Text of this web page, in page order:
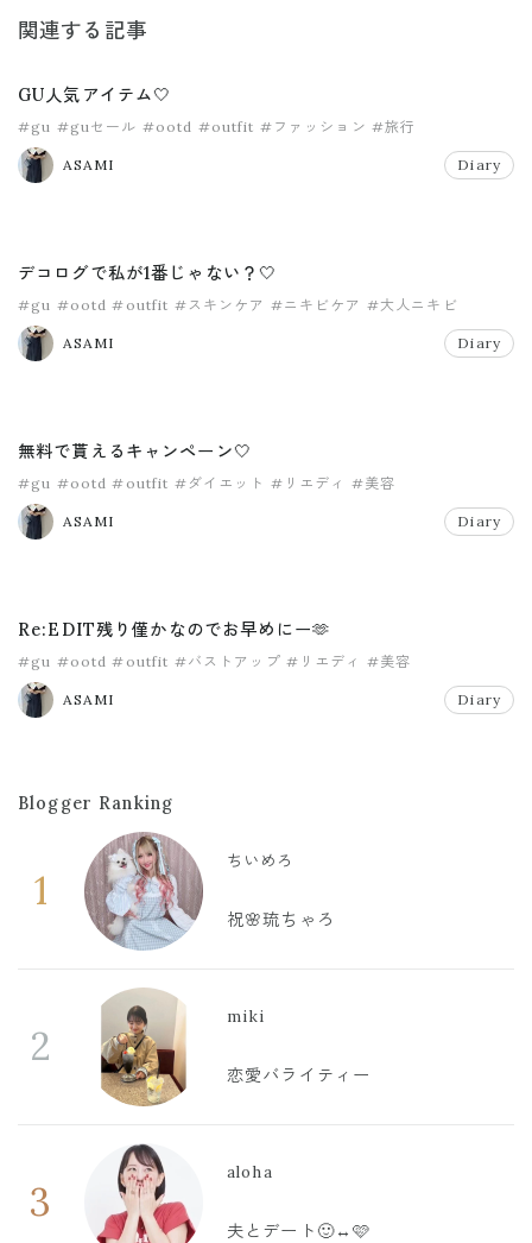
関連する記事
GU人気アイテム🤍
#gu #guセール #ootd #outfit #ファッション #旅行
ASAMI Diary
デコログで私が1番じゃない？🤍
#gu #ootd #outfit #スキンケア #ニキビケア #大人ニキビ
ASAMI Diary
無料で貰えるキャンペーン🤍
#gu #ootd #outfit #ダイエット #リエディ #美容
ASAMI Diary
Re:EDIT残り僅かなのでお早めにー🫶
#gu #ootd #outfit #バストアップ #リエディ #美容
ASAMI Diary
Blogger Ranking
1
ちいめろ
祝🌸琉ちゃろ
2
miki
恋愛バライティー
3
aloha
夫とデート🙂‍↔️🩷